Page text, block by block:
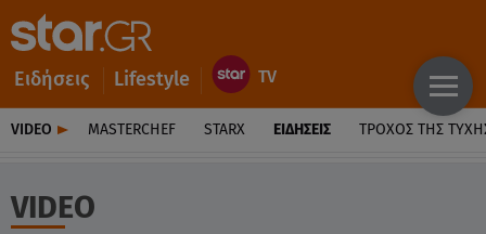
Ειδήσεις Lifestyle
VIDEO MASTERCHEF STARX ΕΙΔΉΣΕΙΣ ΤΡΟΧΌΣ ΤΗΣ
VIDEO